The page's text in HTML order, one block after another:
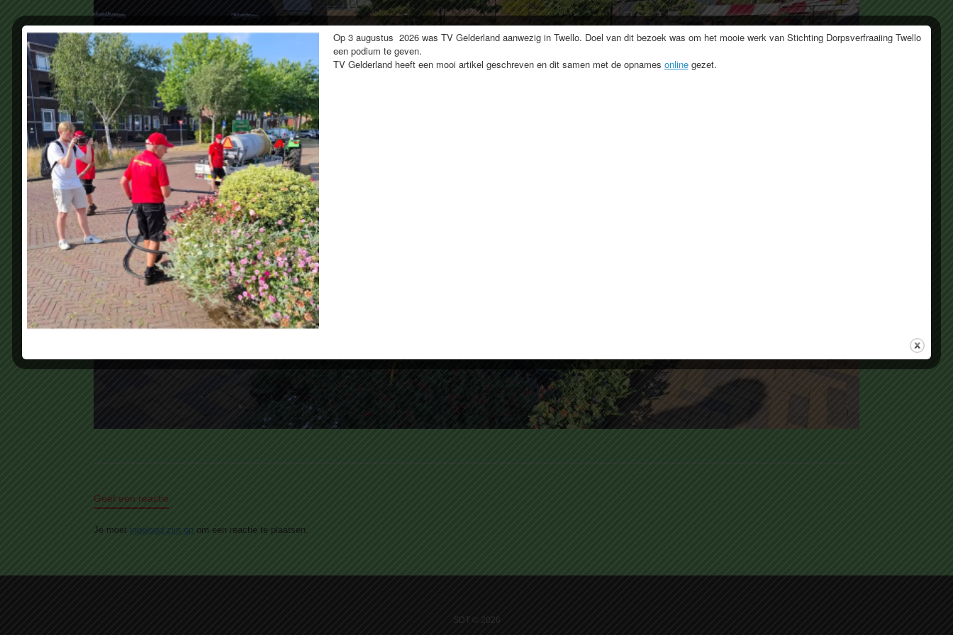
Geef een reactie
Je moet ingelogd zijn op om een reactie te plaatsen.
SDT © 2026
Op 3 augustus 2026 was TV Gelderland aanwezig in Twello. Doel van dit bezoek was om het mooie werk van Stichting Dorpsverfraaiing Twello
een podium te geven.
TV Gelderland heeft een mooi artikel geschreven en dit samen met de opnames onlinegezet.